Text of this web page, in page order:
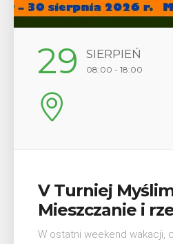
12 SIERPIEŃ
17:00
Wykład „Jak
odznaki na
szlakach?”